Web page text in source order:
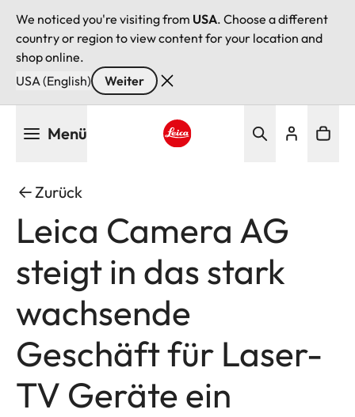
We noticed you're visiting from USA. Choose a different
country or region to view content for your location and
shop online.
USA (English)
Weiter
Menü
Zurück
Leica Camera AG
steigt in das stark
wachsende
Geschäft für Laser-
TV Geräte ein